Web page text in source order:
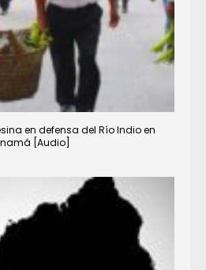
en defensa del Río Indio en
[Audio]